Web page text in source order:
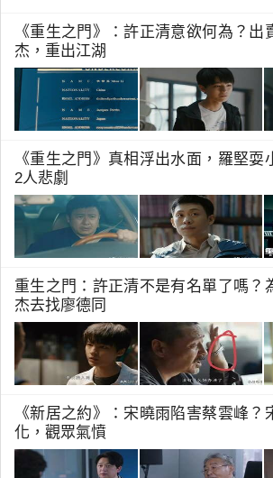
《重生之門》：許正清意欲何為？出
杰，重出江湖
《重生之門》真相浮出水面，羅堅耍
2人悲劇
重生之門：許正清不是有名單了嗎？
杰去找廖德同
《新居之約》：宋曉雨陷害蔡雲峰？
化，觀眾氣憤